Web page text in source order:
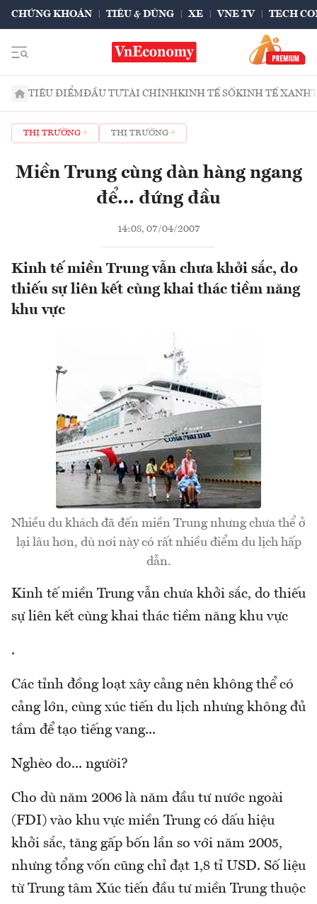
CHỨNG KHOÁN TIÊU & DÙNG XE VNE TV TECH
TIÊU ĐIỂMĐẦU TƯTÀI CHÍNHKINH TẾ SỐKINH TẾ XANH
THỊ TRƯỜNG THỊ TRƯỜNG
Miền Trung cùng dàn hàng ngang
để... đứng đầu
14:08, 07/04/2007
Kinh tế miền Trung vẫn chưa khởi sắc, do
thiếu sự liên kết cùng khai thác tiềm năng
khu vực
Nhiều du khách đã đến miền Trung nhưng chưa thể ở
lại lâu hơn, dù nơi này có rất nhiều điểm du lịch hấp
dẫn.
Kinh tế miền Trung vẫn chưa khởi sắc, do thiếu
sự liên kết cùng khai thác tiềm năng khu vực
.
Các tỉnh đồng loạt xây cảng nên không thể có
cảng lớn, cùng xúc tiến du lịch nhưng không đủ
tầm để tạo tiếng vang...
Nghèo do... người?
Cho dù năm 2006 là năm đầu tư nước ngoài
(FDI) vào khu vực miền Trung có dấu hiệu
khởi sắc, tăng gấp bốn lần so với năm 2005,
nhưng tổng vốn cũng chỉ đạt 1,8 tỉ USD. Số liệu
từ Trung tâm Xúc tiến đầu tư miền Trung thuộc